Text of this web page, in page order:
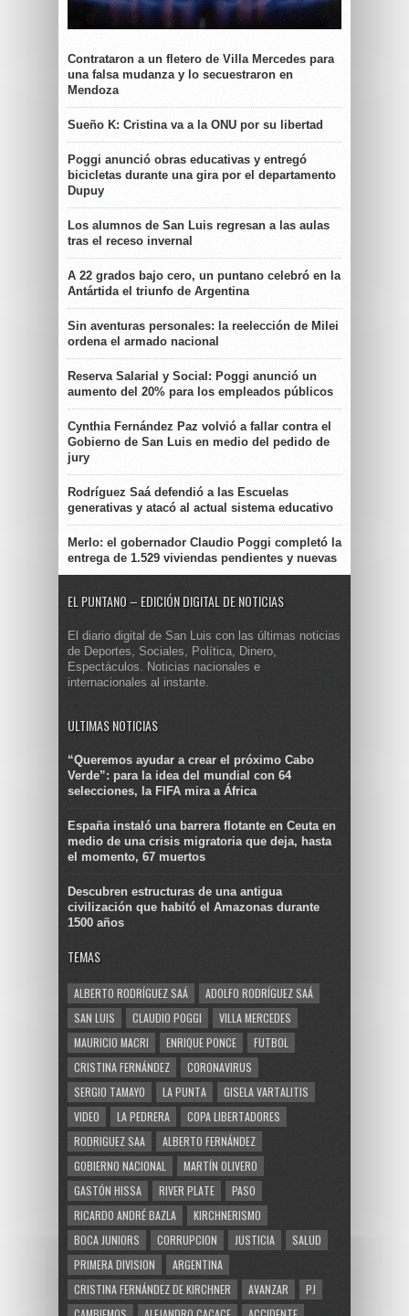
Contrataron a un fletero de Villa Mercedes para
una falsa mudanza y lo secuestraron en
Mendoza
Sueño K: Cristina va a la ONU por su libertad
Poggi anunció obras educativas y entregó
bicicletas durante una gira por el departamento
Dupuy
Los alumnos de San Luis regresan a las aulas
tras el receso invernal
A 22 grados bajo cero, un puntano celebró en la
Antártida el triunfo de Argentina
Sin aventuras personales: la reelección de Milei
ordena el armado nacional
Reserva Salarial y Social: Poggi anunció un
aumento del 20% para los empleados públicos
Cynthia Fernández Paz volvió a fallar contra el
Gobierno de San Luis en medio del pedido de
jury
Rodríguez Saá defendió a las Escuelas
generativas y atacó al actual sistema educativo
Merlo: el gobernador Claudio Poggi completó la
entrega de 1.529 viviendas pendientes y nuevas
EL PUNTANO – EDICIÓN DIGITAL DE NOTICIAS
El diario digital de San Luis con las últimas noticias
de Deportes, Sociales, Política, Dinero,
Espectáculos. Noticias nacionales e
internacionales al instante.
ULTIMAS NOTICIAS
“Queremos ayudar a crear el próximo Cabo
Verde”: para la idea del mundial con 64
selecciones, la FIFA mira a África
España instaló una barrera flotante en Ceuta en
medio de una crisis migratoria que deja, hasta
el momento, 67 muertos
Descubren estructuras de una antigua
civilización que habitó el Amazonas durante
1500 años
TEMAS
ALBERTO RODRÍGUEZ SAÁ
ADOLFO RODRÍGUEZ SAÁ
SAN LUIS
CLAUDIO POGGI
VILLA MERCEDES
MAURICIO MACRI
ENRIQUE PONCE
FUTBOL
CRISTINA FERNÁNDEZ
CORONAVIRUS
SERGIO TAMAYO
LA PUNTA
GISELA VARTALITIS
VIDEO
LA PEDRERA
COPA LIBERTADORES
RODRIGUEZ SAA
ALBERTO FERNÁNDEZ
GOBIERNO NACIONAL
MARTÍN OLIVERO
GASTÓN HISSA
RIVER PLATE
PASO
RICARDO ANDRÉ BAZLA
KIRCHNERISMO
BOCA JUNIORS
CORRUPCION JUSTICIA
SALUD
PRIMERA DIVISION
ARGENTINA
CRISTINA FERNÁNDEZ DE KIRCHNER
AVANZAR
PJ